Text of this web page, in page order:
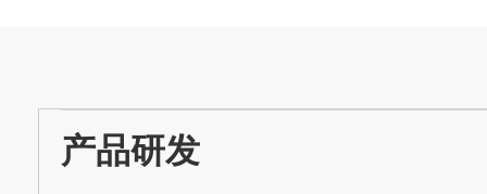
产品研发